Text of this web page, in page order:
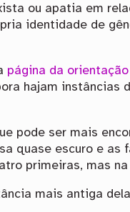
ou apatia em
identidade de
página da
hajam instâncias
pode ser mais
quase escuro e
primeiras, mas
mais antiga